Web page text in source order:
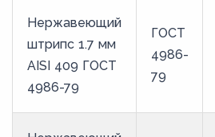
Нержавеющий
штрипс 1.7 мм
AISI 409 ГОСТ
4986-79
ГОСТ
4986-
79